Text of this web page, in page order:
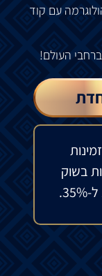
עם קוד
ברחבי העולם!
בשוק